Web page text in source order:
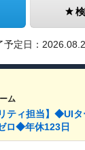
定日：
ム
ティ担当】◆UI
ロ◆年休123日